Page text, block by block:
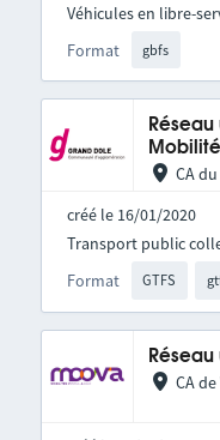
Format gbfs
Véhicules en libre-
CA
créé le 16/01/2020
Format GTFS
Transport public
CA